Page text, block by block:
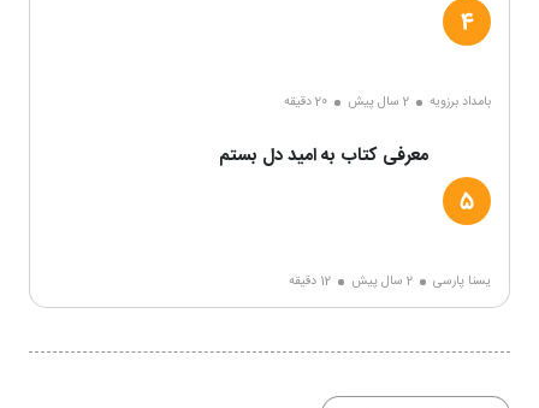
بامداد برزویه 2 سال پیش 20 دقیقه
معرفی کتاب به امید دل بستم
یسنا پارسی 2 سال پیش 12 دقیقه